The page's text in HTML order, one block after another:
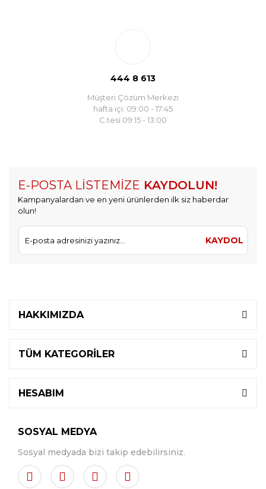
444 8 613
Müşteri Çözüm Merkezi
hafta içi: 09:00 - 17:45
C.tesi 09:15 - 13:00
E-POSTA LİSTEMİZE KAYDOLUN!
Kampanyalardan ve en yeni ürünlerden ilk siz haberdar
olun!
KAYDOL
HAKKIMIZDA
TÜM KATEGORİLER
HESABIM
SOSYAL MEDYA
Sosyal medyada bizi takip edebilirsiniz.